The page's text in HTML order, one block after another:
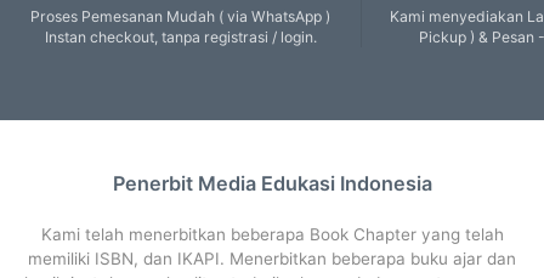
Proses Pemesanan Mudah ( via WhatsApp )
Instan checkout, tanpa registrasi / login.
Kami menyediakan
Pickup ) & Pesan
Penerbit Media Edukasi Indonesia
Kami telah menerbitkan beberapa Book Chapter yang telah
memiliki ISBN, dan IKAPI. Menerbitkan beberapa buku ajar dan